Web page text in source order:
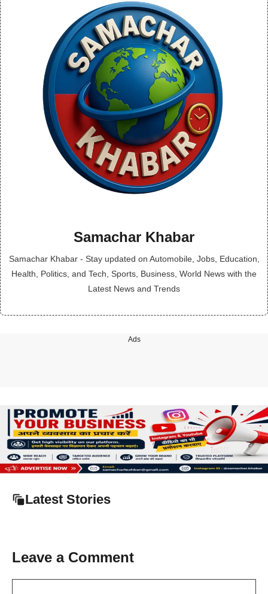
Samachar Khabar
Samachar Khabar - Stay updated on Automobile, Jobs, Education,
Health, Politics, and Tech, Sports, Business, World News with the
Latest News and Trends
Ads
Latest Stories
Leave a Comment